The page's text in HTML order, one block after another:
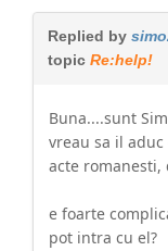
Replied by
topic Re:help!
Buna....sunt
vreau sa il
acte romanesti,
e foarte
pot intra cu el?